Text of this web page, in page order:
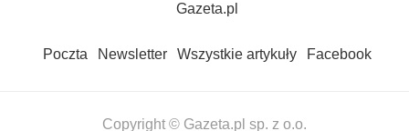
Gazeta.pl
Poczta Newsletter Wszystkie artykuły Facebook
Copyright © Gazeta.pl sp. z o.o.